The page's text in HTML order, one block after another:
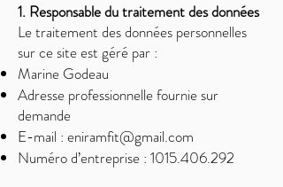
1. Responsable du traitement des données
Le traitement des données personnelles
sur ce site est géré par :
Marine Godeau
Adresse professionnelle fournie sur
demande
E-mail : eniramfit@gmail.com
Numéro d’entreprise : 1015.406.292